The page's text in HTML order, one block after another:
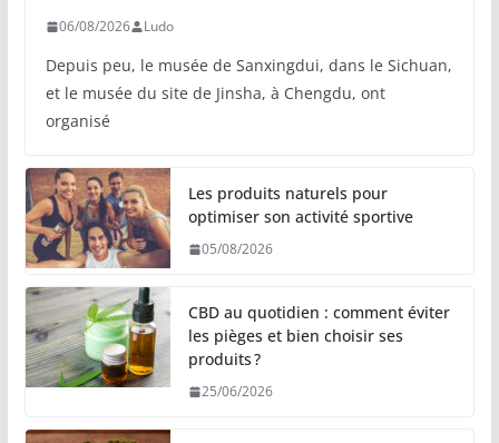
06/08/2026 Ludo
Depuis peu, le musée de Sanxingdui, dans le Sichuan,
et le musée du site de Jinsha, à Chengdu, ont
organisé
Les produits naturels pour
optimiser son activité sportive
05/08/2026
CBD au quotidien : comment éviter
les pièges et bien choisir ses
produits ?
25/06/2026